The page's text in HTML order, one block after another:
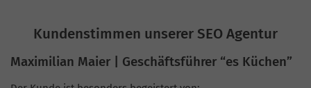
Kundenstimmen unserer SEO Agentur
Maximilian Maier | Geschäftsführer “es Küchen”